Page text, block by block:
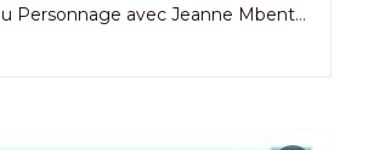
Atelier Face au Personnage avec Jeanne Mbenti du 19 au 24 Octobre 2020 à la Maison de la Culture et de la Danse à Koumassi